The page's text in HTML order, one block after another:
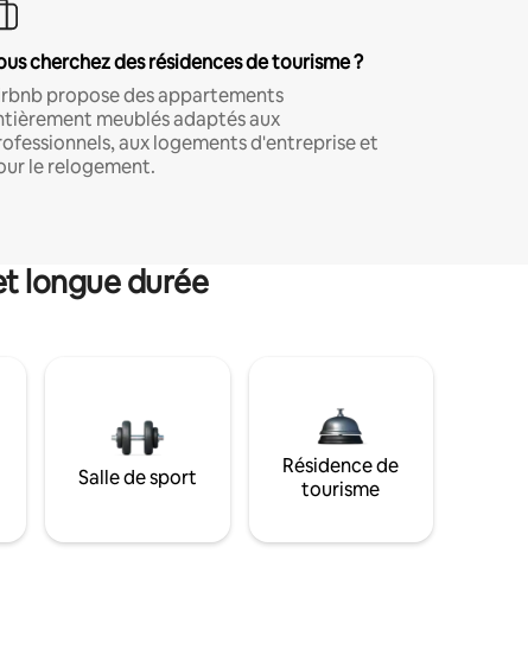
cherchez des résidences de tourisme ?
propose des appartements
meublés adaptés aux
aux logements d'entreprise et
le relogement.
longue durée
Salle de sport
Résidence de
tourisme